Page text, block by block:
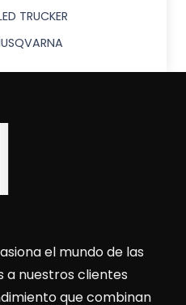
TRUCKER
el mundo de las
nuestros clientes
que combinan